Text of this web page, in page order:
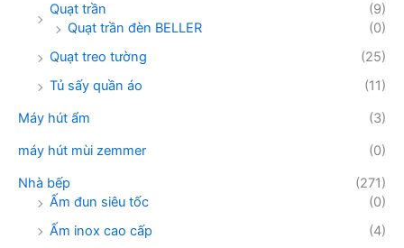
Quạt trần
(9)
Quạt trần đèn BELLER
(0)
Quạt treo tường
(25)
Tủ sấy quần áo
(11)
Máy hút ẩm
(3)
máy hút mùi zemmer
(0)
Nhà bếp
(271)
Ấm đun siêu tốc
(0)
Ấm inox cao cấp
(4)